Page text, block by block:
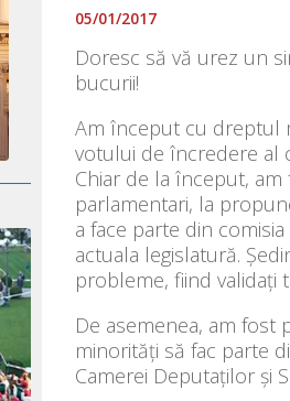
05/01/2017
Doresc să vă urez un
bucurii!
Am început cu dreptul
votului de încredere al
Chiar de la început,
parlamentari, la
a face parte din
actuala legislatură.
probleme, fiind validați
De asemenea, am
minorități să fac parte
Camerei Deputaților și